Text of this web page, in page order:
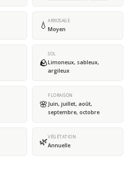
💧 ARROSAGE
Moyen
🪨
SOL
Limoneux, sableux,
argileux
🌸
FLORAISON
Juin, juillet, août,
septembre, octobre
🌿VÉGÉTATION
Annuelle